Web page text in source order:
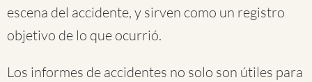
escena del accidente, y sirven como un registro
objetivo de lo que ocurrió.
Los informes de accidentes no solo son útiles para